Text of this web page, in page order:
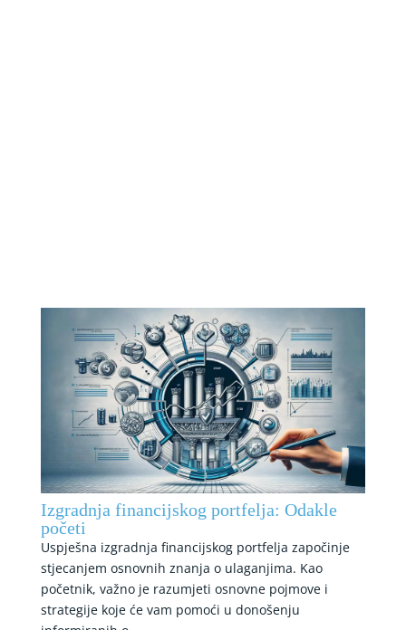
Izgradnja financijskog portfelja: Odakle
početi
Uspješna izgradnja financijskog portfelja započinje
stjecanjem osnovnih znanja o ulaganjima. Kao
početnik, važno je razumjeti osnovne pojmove i
strategije koje će vam pomoći u donošenju